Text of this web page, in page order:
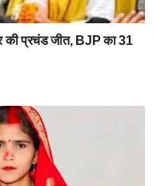
की प्रचंड जीत, BJP का 31